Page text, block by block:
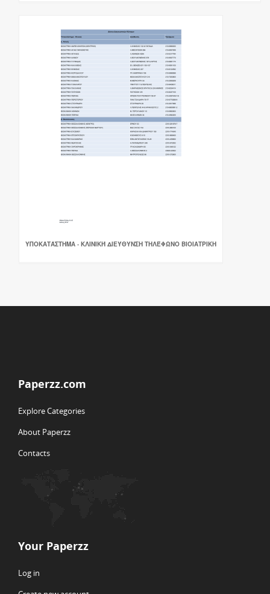
ΥΠΟΚΑΤΆΣΤΗΜΑ - ΚΛΙΝΙΚΉ ΔΙΕΎΘΥΝΣΗ ΤΗΛΈΦΩΝΟ ΒΙΟΙΑΤΡΙΚΗ
Paperzz.com
Explore Categories
About Paperzz
Contacts
Your Paperzz
Log in